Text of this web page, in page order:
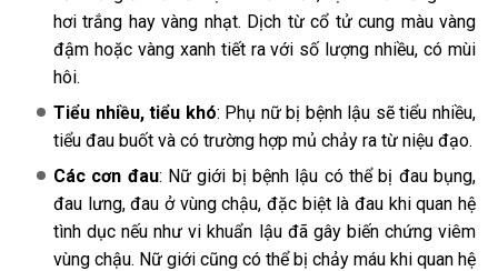
hơi trắng hay vàng nhạt. Dịch từ cổ tử cung màu vàng
đậm hoặc vàng xanh tiết ra với số lượng nhiều, có mùi
hôi.
Tiểu nhiều, tiểu khó: Phụ nữ bị bệnh lậu sẽ tiểu nhiều,
tiểu đau buốt và có trường hợp mủ chảy ra từ niệu đạo.
Các cơn đau: Nữ giới bị bệnh lậu có thể bị đau bụng,
đau lưng, đau ở vùng chậu, đặc biệt là đau khi quan hệ
tình dục nếu như vi khuẩn lậu đã gây biến chứng viêm
vùng chậu. Nữ giới cũng có thể bị chảy máu khi quan hệ